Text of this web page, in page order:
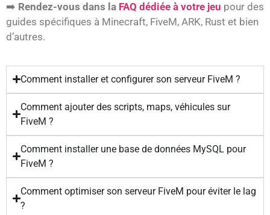
➡️ Rendez-vous dans la FAQ dédiée à votre jeu pour des
guides spécifiques à Minecraft, FiveM, ARK, Rust et bien
d’autres.
Comment installer et configurer son serveur FiveM ?
Comment ajouter des scripts, maps, véhicules sur
FiveM ?
Comment installer une base de données MySQL pour
FiveM ?
Comment optimiser son serveur FiveM pour éviter le lag
?